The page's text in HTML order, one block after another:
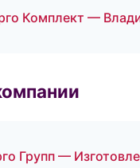
Комплект —
Групп —